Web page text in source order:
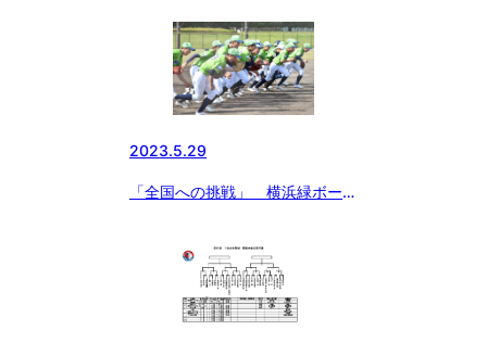
2023.5.29
「全国への挑戦」 横浜緑ボーイ